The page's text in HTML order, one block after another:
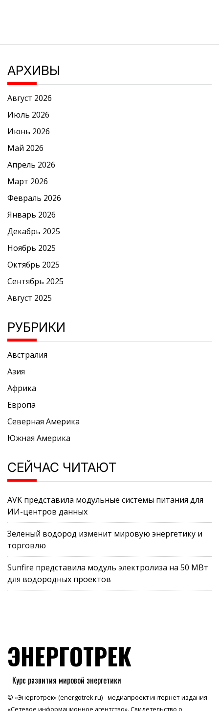
АРХИВЫ
Август 2026
Июль 2026
Июнь 2026
Май 2026
Апрель 2026
Март 2026
Февраль 2026
Январь 2026
Декабрь 2025
Ноябрь 2025
Октябрь 2025
Сентябрь 2025
Август 2025
РУБРИКИ
Австралия
Азия
Африка
Европа
Северная Америка
Южная Америка
СЕЙЧАС ЧИТАЮТ
AVK представила модульные системы питания для
ИИ-центров данных
Зеленый водород изменит мировую энергетику и
торговлю
Sunfire представила модуль электролиза на 50 МВт
для водородных проектов
ЭНЕРГОТРЕК
Курс развития мировой энергетики
© «Энерготрек» (energotrek.ru) - медиапроект интернет-издания
«Сетевое информационное агентство». Свидетельство о